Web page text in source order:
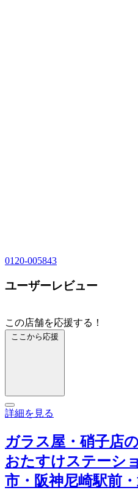
0120-005843
ユーザーレビュー
この店舗を応援する！
ここから応援
詳細を見る
ガラス屋・硝子店
おたすけステーシ
市・阪神尼崎駅前